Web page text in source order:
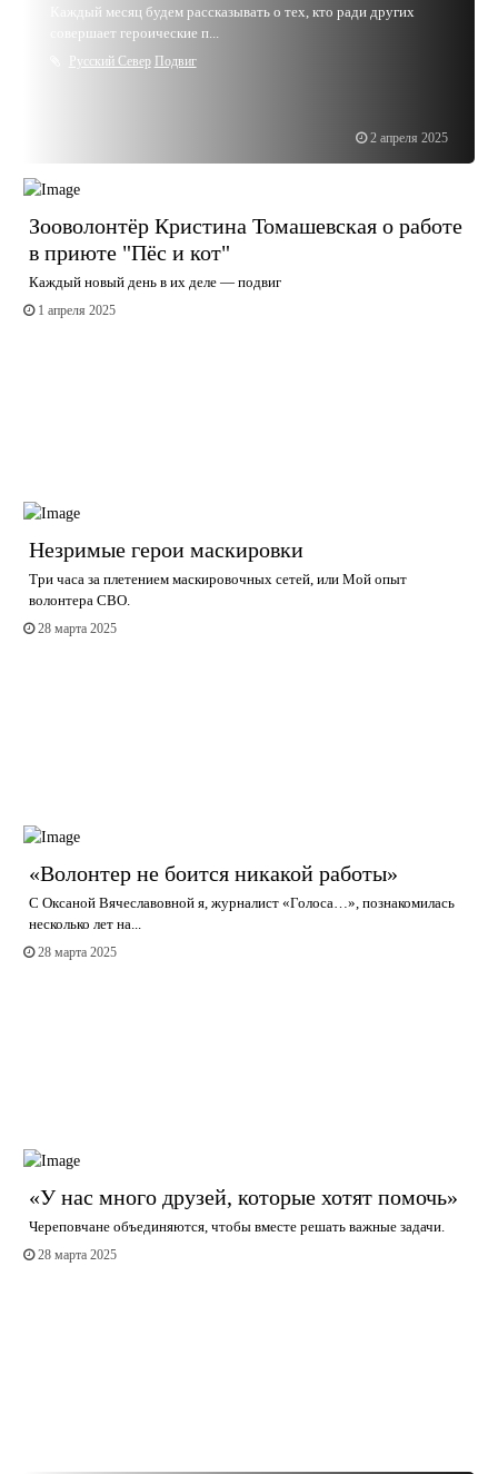
2 апреля 2025
Каждый месяц будем рассказывать о тех, кто ради других
совершает героические п...
Русский Север Подвиг
Зооволонтёр Кристина Томашевская о работе
в приюте "Пёс и кот"
Каждый новый день в их деле — подвиг
1 апреля 2025
Незримые герои маскировки
Три часа за плетением маскировочных сетей, или Мой опыт
волонтера СВО.
28 марта 2025
«Волонтер не боится никакой работы»
С Оксаной Вячеславовной я, журналист «Голоса…», познакомилась
несколько лет на...
28 марта 2025
«У нас много друзей, которые хотят помочь»
Череповчане объединяются, чтобы вместе решать важные задачи.
28 марта 2025